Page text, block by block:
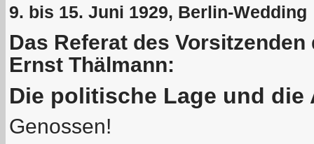
9. bis 15. Juni 1929, Berlin-Wedding
Das Referat des Vorsitzenden
Ernst Thälmann:
Die politische Lage und die
Genossen!